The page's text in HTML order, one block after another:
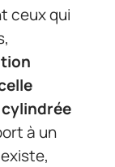
ceux qui
cylindrée
à un